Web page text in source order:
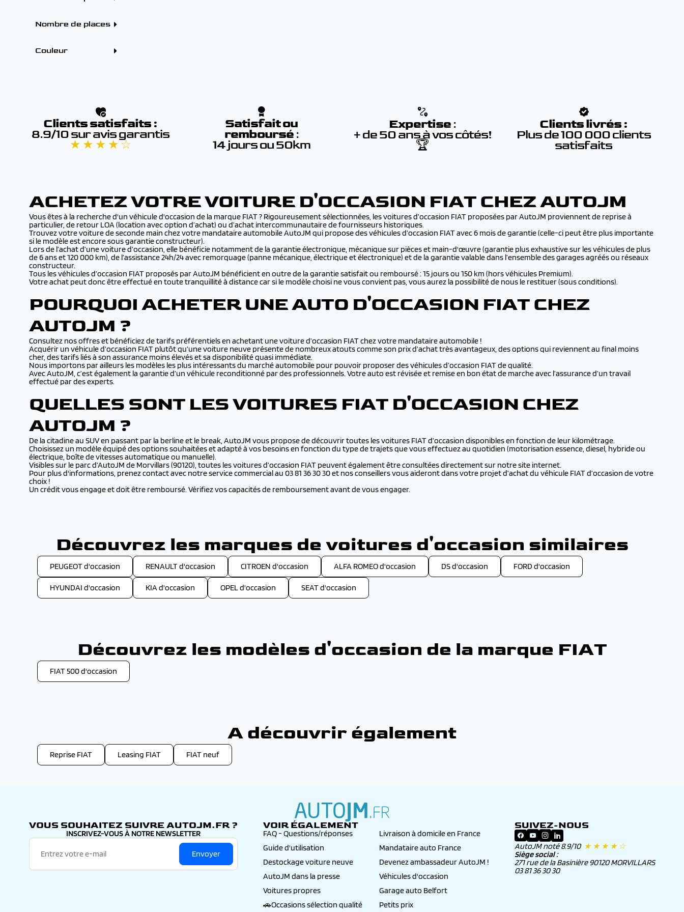
VOLVO (1)
Nombre de places
Couleur
Clients satisfaits :
8.9/10 sur avis garantis
★ ★ ★ ★ ☆
Satisfait ou
remboursé :
14 jours ou 50km
Expertise :
+ de 50 ans à vos côtés!
🏆
Clients livrés :
Plus de 100 000 clients
satisfaits
ACHETEZ VOTRE VOITURE D'OCCASION FIAT CHEZ AUTOJM
Vous êtes à la recherche d'un véhicule d'occasion de la marque FIAT ? Rigoureusement sélectionnées, les voitures d’occasion FIAT proposées par AutoJM proviennent de reprise à
particulier, de retour LOA (location avec option d’achat) ou d’achat intercommunautaire de fournisseurs historiques.
Trouvez votre voiture de seconde main chez votre mandataire automobile AutoJM qui propose des véhicules d’occasion FIAT avec 6 mois de garantie (celle-ci peut être plus importante
si le modèle est encore sous garantie constructeur).
Lors de l’achat d’une voiture d’occasion, elle bénéficie notamment de la garantie électronique, mécanique sur pièces et main-d'œuvre (garantie plus exhaustive sur les véhicules de plus
de 6 ans et 120 000 km), de l’assistance 24h/24 avec remorquage (panne mécanique, électrique et électronique) et de la garantie valable dans l’ensemble des garages agréés ou réseaux
constructeur.
Tous les véhicules d’occasion FIAT proposés par AutoJM bénéficient en outre de la garantie satisfait ou remboursé : 15 jours ou 150 km (hors véhicules Premium).
Votre achat peut donc être effectué en toute tranquillité à distance car si le modèle choisi ne vous convient pas, vous aurez la possibilité de nous le restituer (sous conditions).
POURQUOI ACHETER UNE AUTO D'OCCASION FIAT CHEZ
AUTOJM ?
Consultez nos offres et bénéficiez de tarifs préférentiels en achetant une voiture d’occasion FIAT chez votre mandataire automobile !
Acquérir un véhicule d’occasion FIAT plutôt qu’une voiture neuve présente de nombreux atouts comme son prix d’achat très avantageux, des options qui reviennent au final moins
cher, des tarifs liés à son assurance moins élevés et sa disponibilité quasi immédiate.
Nous importons par ailleurs les modèles les plus intéressants du marché automobile pour pouvoir proposer des véhicules d’occasion FIAT de qualité.
Avec AutoJM, c’est également la garantie d’un véhicule reconditionné par des professionnels. Votre auto est révisée et remise en bon état de marche avec l’assurance d’un travail
effectué par des experts.
QUELLES SONT LES VOITURES FIAT D'OCCASION CHEZ
AUTOJM ?
De la citadine au SUV en passant par la berline et le break, AutoJM vous propose de découvrir toutes les voitures FIAT d’occasion disponibles en fonction de leur kilométrage.
Choisissez un modèle équipé des options souhaitées et adapté à vos besoins en fonction du type de trajets que vous effectuez au quotidien (motorisation essence, diesel, hybride ou
électrique, boîte de vitesses automatique ou manuelle).
Visibles sur le parc d’AutoJM de Morvillars (90120), toutes les voitures d’occasion FIAT peuvent également être consultées directement sur notre site internet.
Pour plus d'informations, prenez contact avec notre service commercial au 03 81 36 30 30 et nos conseillers vous aideront dans votre projet d’achat du véhicule FIAT d’occasion de votre
choix !
Un crédit vous engage et doit être remboursé. Vérifiez vos capacités de remboursement avant de vous engager.
Découvrez les marques de voitures d'occasion similaires
PEUGEOT d'occasion RENAULT d'occasion CITROEN d'occasion ALFA ROMEO d'occasion DS d'occasion FORD d'occasion
HYUNDAI d'occasion KIA d'occasion OPEL d'occasion SEAT d'occasion
Découvrez les modèles d'occasion de la marque FIAT
FIAT 500 d'occasion
A découvrir également
Reprise FIAT Leasing FIAT FIAT neuf
autojm.fr
VOUS SOUHAITEZ SUIVRE AUTOJM.FR ?
INSCRIVEZ-VOUS À NOTRE NEWSLETTER
Envoyer
VOIR ÉGALEMENT
FAQ - Questions/réponses
Livraison à domicile en France
Guide d'utilisation
Mandataire auto France
Destockage voiture neuve
Devenez ambassadeur AutoJM !
AutoJM dans la presse
Véhicules d'occasion
Voitures propres
Garage auto Belfort
🚗Occasions sélection qualité
Petits prix
SUIVEZ-NOUS
AutoJM noté 8.9/10 ★ ★ ★ ★ ☆
Siège social :
271 rue de la Basinière 90120 MORVILLARS
03 81 36 30 30